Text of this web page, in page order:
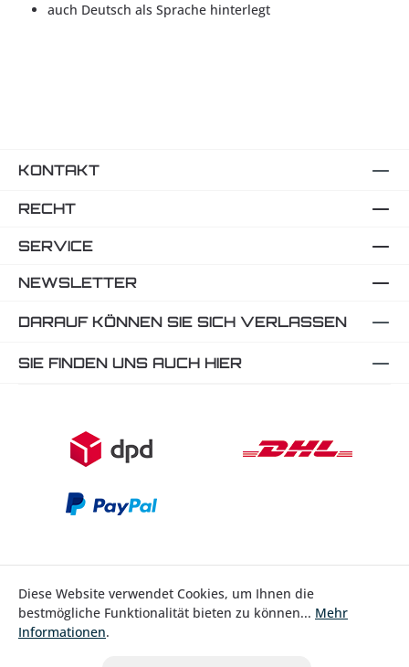
auch Deutsch als Sprache hinterlegt
KONTAKT
RECHT
SERVICE
NEWSLETTER
DARAUF KÖNNEN SIE SICH VERLASSEN
SIE FINDEN UNS AUCH HIER
Bestellung widerrufen
Diese Website verwendet Cookies, um Ihnen die
bestmögliche Funktionalität bieten zu können... Mehr
Informationen.